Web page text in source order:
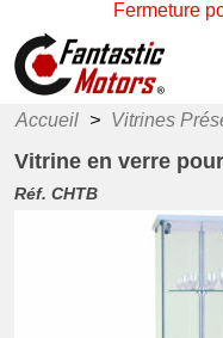
Fermeture
Accueil > Vitrines
Vitrine en verre
Réf. CHTB